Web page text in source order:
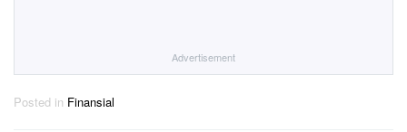
Advertisement
Posted in Finansial